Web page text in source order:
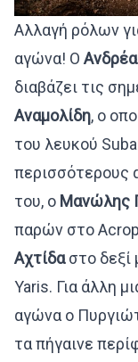
Αλλαγή ρόλων
αγώνα! Ο
διαβάζει τις
Αναμολίδη, ο
του λευκού
περισσότερους
του, ο Μανώλης
παρών στο
Αχτίδαστο δεξί
Yaris. Για άλλη
αγώνα ο
τα πήγαινε